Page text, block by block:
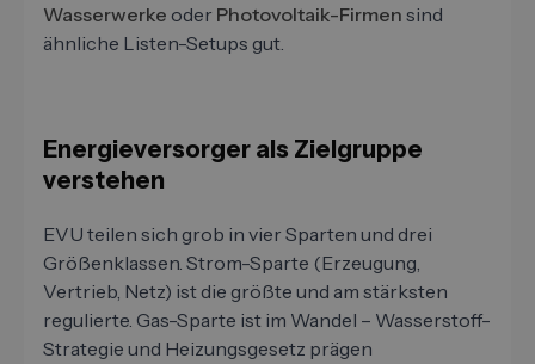
Wasserwerke oder Photovoltaik-Firmen sind
ähnliche Listen-Setups gut.
Energieversorger als Zielgruppe
verstehen
EVU teilen sich grob in vier Sparten und drei
Größenklassen. Strom-Sparte (Erzeugung,
Vertrieb, Netz) ist die größte und am stärksten
regulierte. Gas-Sparte ist im Wandel – Wasserstoff-
Strategie und Heizungsgesetz prägen